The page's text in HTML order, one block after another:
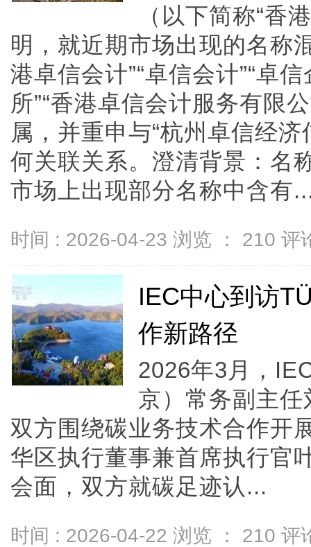
（以下简称“香
明，就近期市场出现的名称
港卓信会计”“卓信会计”“卓
所”“香港卓信会计服务有限
属，并重申与“杭州卓信经
何关联关系。澄清背景：名
市场上出现部分名称中含有
时间 : 2026-04-23 浏览 ： 210 评
IEC中心到访
作新路径
2026年3月，
京）常务副主
双方围绕碳业务技术合作开
华区执行董事兼首席执行官
会面，双方就碳足迹认...
时间 : 2026-04-22 浏览 ： 210 评